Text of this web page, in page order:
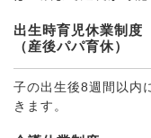
出生時育児休業制度
（産後パパ育休）
子の出生後8週間以内
きます。